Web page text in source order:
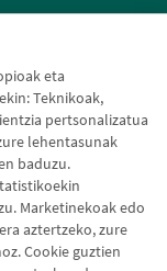
eta
Teknikoak,
pertsonalizatua
lehentasunak
baduzu.
Marketinekoak edo
aztertzeko, zure
Cookie guztien